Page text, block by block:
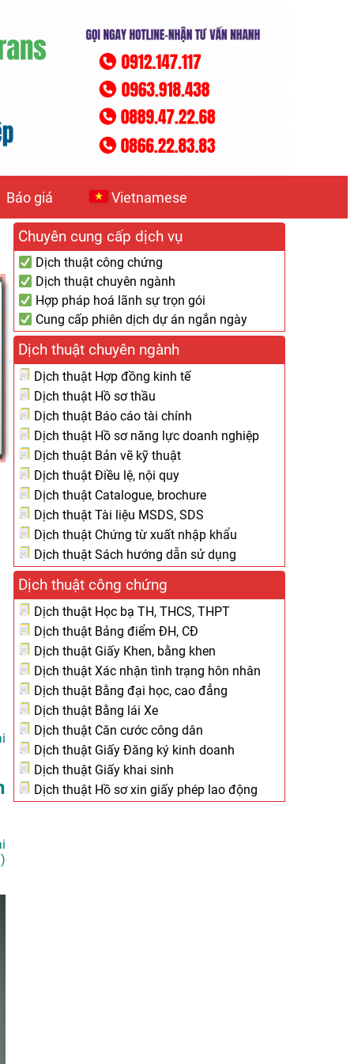
Báo giá Vietnamese
Chuyên cung cấp dịch vụ
Dịch thuật công chứng
Dịch thuật chuyên ngành
Hợp pháp hoá lãnh sự trọn gói
Cung cấp phiên dịch dự án ngắn ngày
Dịch thuật chuyên ngành
Dịch thuật Hợp đồng kinh tế
Dịch thuật Hồ sơ thầu
Dịch thuật Báo cáo tài chính
Dịch thuật Hồ sơ năng lực doanh nghiệp
Dịch thuật Bản vẽ kỹ thuật
Dịch thuật Điều lệ, nội quy
Dịch thuật Catalogue, brochure
Dịch thuật Tài liệu MSDS, SDS
Dịch thuật Chứng từ xuất nhập khẩu
Dịch thuật Sách hướng dẫn sử dụng
Dịch thuật công chứng
Dịch thuật Học bạ TH, THCS, THPT
Dịch thuật Bảng điểm ĐH, CĐ
Dịch thuật Giấy Khen, bằng khen
Dịch thuật Xác nhận tình trạng hôn nhân
Dịch thuật Bằng đại học, cao đẳng
Dịch thuật Bằng lái Xe
Dịch thuật Căn cước công dân
Dịch thuật Giấy Đăng ký kinh doanh
Dịch thuật Giấy khai sinh
Dịch thuật Hồ sơ xin giấy phép lao động